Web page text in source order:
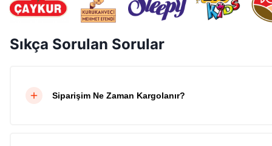
Sıkça Sorulan Sorular
Siparişim Ne Zaman Kargolanır?